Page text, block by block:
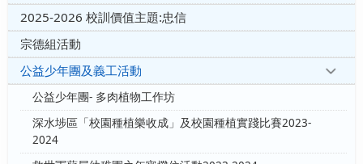
2025-2026 校訓價值主題:忠信
宗德組活動
公益少年團及義工活動
公益少年團- 多肉植物工作坊
深水埗區「校園種植樂收成」及校園種植實踐比賽2023-
2024